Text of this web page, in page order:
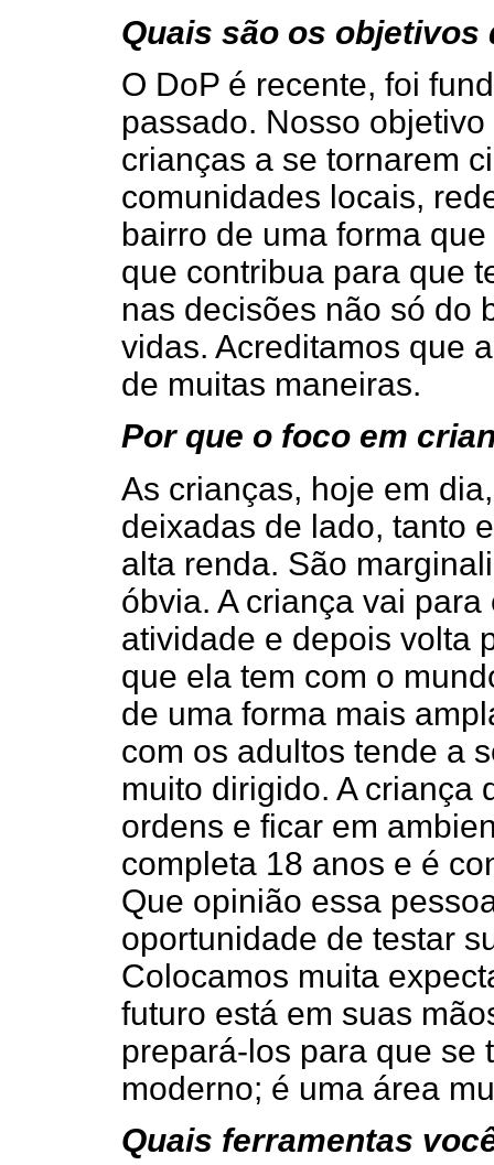
Quais são os
O DoP é recente, foi
passado. Nosso
crianças a se tornarem
comunidades locais,
bairro de uma forma
que contribua para que
nas decisões não só do
vidas. Acreditamos que
de muitas maneiras.
Por que o foco em
As crianças, hoje em
deixadas de lado, tanto
alta renda. São
óbvia. A criança vai
atividade e depois volta
que ela tem com o
de uma forma mais
com os adultos tende a
muito dirigido. A criança
ordens e ficar em
completa 18 anos e é
Que opinião essa
oportunidade de testar
Colocamos muita
futuro está em suas
prepará-los para que se
moderno; é uma área
Quais ferramentas